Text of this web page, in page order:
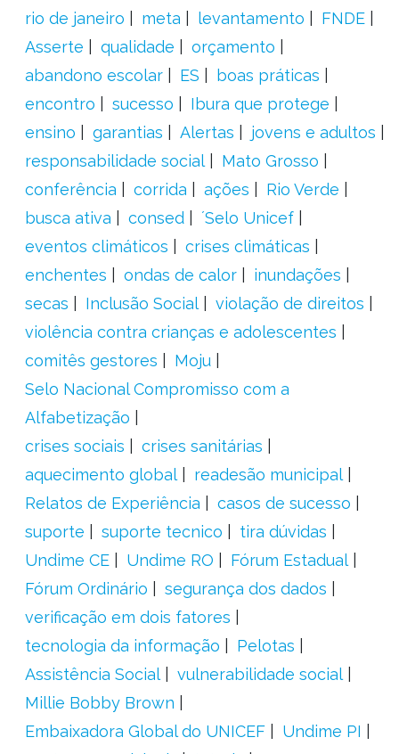
rio de janeiro
meta levantamento
FNDE
Asserte
qualidade
orçamento
abandono escolar
ES
boas práticas
encontro
sucesso
Ibura que protege
ensino
garantias Alertas
jovens e adultos
responsabilidade social
Mato Grosso
conferência
corrida ações
Rio Verde
busca ativa
consed
´Selo Unicef
eventos climáticos
crises climáticas
enchentes
ondas de calor
inundações
secas
Inclusão Social
violação de direitos
violência contra crianças e adolescentes
comitês gestores
Moju
Selo Nacional Compromisso com a
Alfabetização
crises sociais
crises sanitárias
aquecimento global
readesão municipal
Relatos de Experiência
casos de sucesso
suporte
suporte tecnico
tira dúvidas
Undime CE
Undime RO
Fórum Estadual
Fórum Ordinário
segurança dos dados
verificação em dois fatores
tecnologia da informação
Pelotas
Assistência Social
vulnerabilidade social
Millie Bobby Brown
Embaixadora Global do UNICEF
Undime PI